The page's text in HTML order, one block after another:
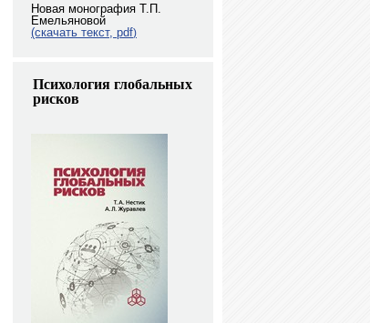
Новая монография Т.П.
Емельяновой
(скачать текст, pdf)
Психология глобальных
рисков